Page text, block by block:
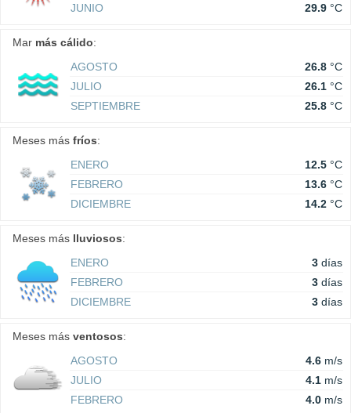
JUNIO
29.9 °C
Mar más cálido:
AGOSTO
26.8 °C
JULIO
26.1 °C
SEPTIEMBRE
25.8 °C
Meses más fríos:
ENERO
12.5 °C
FEBRERO
13.6 °C
DICIEMBRE
14.2 °C
Meses más lluviosos:
ENERO
3 días
FEBRERO
3 días
DICIEMBRE
3 días
Meses más ventosos:
AGOSTO
4.6 m/s
JULIO
4.1 m/s
FEBRERO
4.0 m/s